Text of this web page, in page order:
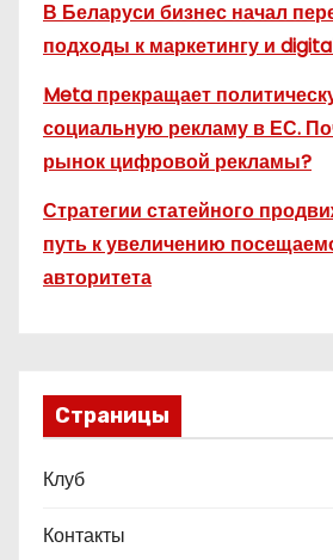
В Беларуси бизнес начал
подходы к маркетингу и
Meta прекращает
социальную рекламу в ЕС.
рынок цифровой рекламы?
Стратегии статейного
путь к увеличению
авторитета
Страницы
Клуб
Контакты